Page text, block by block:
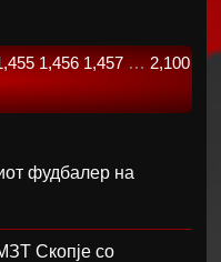
1,456 1,457 … 2,100
фудбалер на
Скопје со